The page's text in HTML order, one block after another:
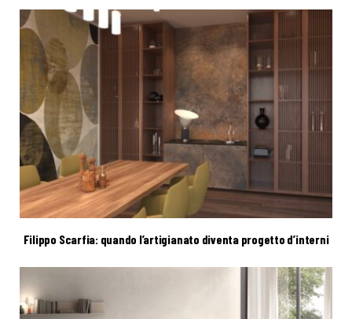
Filippo Scarfia: quando l’artigianato diventa progetto d’interni